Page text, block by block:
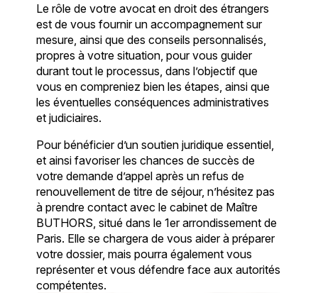
Le rôle de votre avocat en droit des étrangers
est de vous fournir un accompagnement sur
mesure, ainsi que des conseils personnalisés,
propres à votre situation, pour vous guider
durant tout le processus, dans l’objectif que
vous en compreniez bien les étapes, ainsi que
les éventuelles conséquences administratives
et judiciaires.
Pour bénéficier d’un soutien juridique essentiel,
et ainsi favoriser les chances de succès de
votre demande d’appel après un refus de
renouvellement de titre de séjour, n’hésitez pas
à prendre contact avec le cabinet de Maître
BUTHORS, situé dans le 1er arrondissement de
Paris. Elle se chargera de vous aider à préparer
votre dossier, mais pourra également vous
représenter et vous défendre face aux autorités
compétentes.